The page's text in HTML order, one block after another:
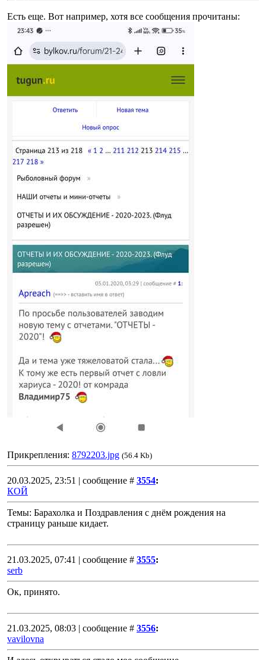
Есть еще. Вот например, хотя все сообщения прочитаны:
Прикрепления: 8792203.jpg (56.4 Kb)
20.03.2025, 23:51 | сообщение # 3554:
КОЙ
Темы: Барахолка и Поздравления с днём рождения на
страницу раньше кидает.
21.03.2025, 07:41 | сообщение # 3555:
serb
Ок, принято.
21.03.2025, 08:03 | сообщение # 3556:
vavilovna